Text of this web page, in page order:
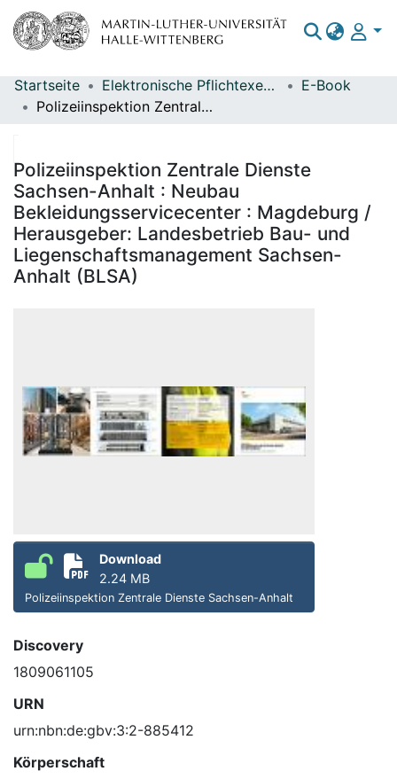
Bereiche & Sammlungen
Statistiken
Startseite Elektronische Pflichtexemplare
E-Book
Polizeiinspektion Zentrale Dienste Sachsen-Anhalt : Neubau Bekleidungsservicecenter : Magdeburg / Herausgeber: Landesbetrieb Bau- und Liegenschaftsmanagement Sachsen-Anhalt (BLSA)
Polizeiinspektion Zentrale Dienste
Sachsen-Anhalt : Neubau
Bekleidungsservicecenter : Magdeburg /
Herausgeber: Landesbetrieb Bau- und
Liegenschaftsmanagement Sachsen-
Anhalt (BLSA)
Download
2.24 MB
Polizeiinspektion Zentrale Dienste Sachsen-Anhalt
Discovery
1809061105
URN
urn:nbn:de:gbv:3:2-885412
Körperschaft